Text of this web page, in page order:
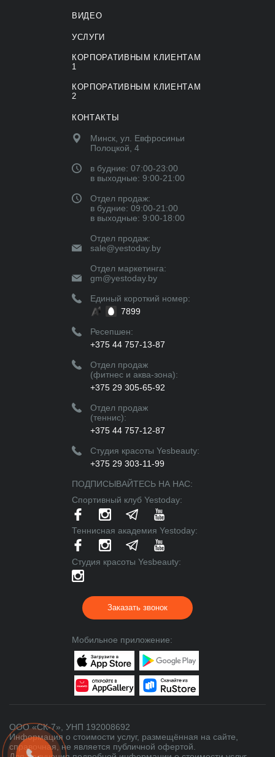
ВИДЕО
УСЛУГИ
КОРПОРАТИВНЫМ КЛИЕНТАМ
1
КОРПОРАТИВНЫМ КЛИЕНТАМ
2
КОНТАКТЫ
Минск, ул. Евфросиньи
Полоцкой, 4
в будние: 07:00-23:00
в выходные: 9:00-21:00
Отдел продаж:
в будние: 09:00-21:00
в выходные: 9:00-18:00
Отдел продаж:
sale@yestoday.by
Отдел маркетинга:
gm@yestoday.by
Единый короткий номер:
7899
Ресепшен:
+375 44 757-13-87
Отдел продаж
(фитнес и аква-зона):
+375 29 305-65-92
Отдел продаж
(теннис):
+375 44 757-12-87
Студия красоты Yesbeauty:
+375 29 303-11-99
ПОДПИСЫВАЙТЕСЬ НА НАС:
Спортивный клуб Yestoday:
Теннисная академия Yestoday:
Cтудия красоты Yesbeauty:
Заказать звонок
Мобильное приложение:
ООО «СК-7», УНП 192008692
Информация о стоимости услуг, размещённая на сайте,
справочная, не является публичной офертой.